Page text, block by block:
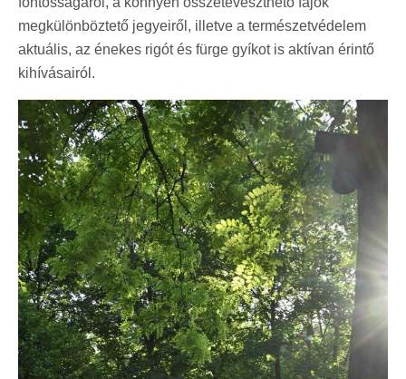
megkülönböztető jegyeiről, illetve a természetvédelem
aktuális, az énekes rigót és fürge gyíkot is aktívan érintő
kihívásairól.